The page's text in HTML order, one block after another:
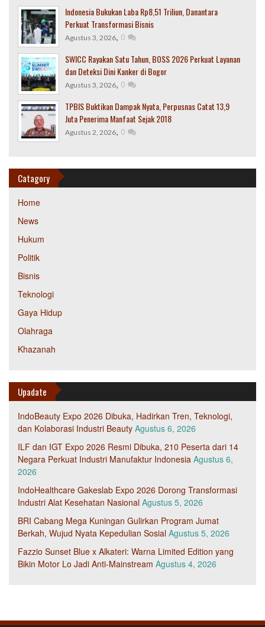
Indonesia Bukukan Laba Rp8,51 Triliun, Danantara
Perkuat Transformasi Bisnis
Agustus 3, 2026, 0
SWICC Rayakan Satu Tahun, BOSS 2026 Perkuat Layanan
dan Deteksi Dini Kanker di Bogor
Agustus 3, 2026, 0
TPBIS Buktikan Dampak Nyata, Perpusnas Catat 13,9
Juta Penerima Manfaat Sejak 2018
Agustus 2, 2026, 0
Catagory
Home
News
Hukum
Politik
Bisnis
Teknologi
Gaya Hidup
Olahraga
Khazanah
Upadate
IndoBeauty Expo 2026 Dibuka, Hadirkan Tren, Teknologi,
dan Kolaborasi Industri Beauty Agustus 6, 2026
ILF dan IGT Expo 2026 Resmi Dibuka, 210 Peserta dari 14
Negara Perkuat Industri Manufaktur Indonesia Agustus 6,
2026
IndoHealthcare Gakeslab Expo 2026 Dorong Transformasi
Industri Alat Kesehatan Nasional Agustus 5, 2026
BRI Cabang Mega Kuningan Gulirkan Program Jumat
Berkah, Wujud Nyata Kepedulian Sosial Agustus 5, 2026
Fazzio Sunset Blue x Alkateri: Warna Limited Edition yang
Bikin Motor Lo Jadi Anti-Mainstream Agustus 4, 2026